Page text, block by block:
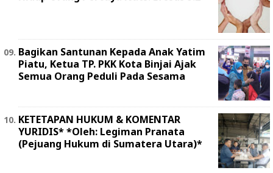
Bagikan Santunan Kepada Anak Yatim
Piatu, Ketua TP. PKK Kota Binjai Ajak
Semua Orang Peduli Pada Sesama
KETETAPAN HUKUM & KOMENTAR
YURIDIS* *Oleh: Legiman Pranata
(Pejuang Hukum di Sumatera Utara)*